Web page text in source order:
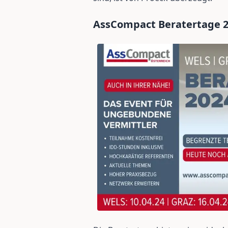
AssCompact Beratertage